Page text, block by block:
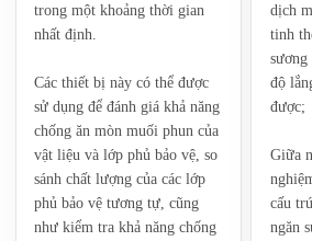
trong một khoảng thời gian
nhất định.
Các thiết bị này có thể được
sử dụng để đánh giá khả năng
chống ăn mòn muối phun của
vật liệu và lớp phủ bảo vệ, so
sánh chất lượng của các lớp
phủ bảo vệ tương tự, cũng
như kiểm tra khả năng chống
dịch
tinh
độ
được;
Giữa
cấu
ngăn